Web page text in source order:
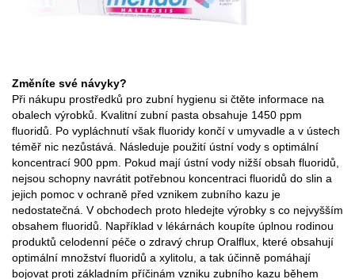
Změníte své návyky?
Při nákupu prostředků pro zubní hygienu si čtěte informace na
obalech výrobků. Kvalitní zubní pasta obsahuje 1450 ppm
fluoridů. Po vypláchnutí však fluoridy končí v umyvadle a v ústech
téměř nic nezůstává. Následuje použití ústní vody s optimální
koncentrací 900 ppm. Pokud mají ústní vody nižší obsah fluoridů,
nejsou schopny navrátit potřebnou koncentraci fluoridů do slin a
jejich pomoc v ochraně před vznikem zubního kazu je
nedostatečná. V obchodech proto hledejte výrobky s co nejvyšším
obsahem fluoridů. Například v lékárnách koupíte úplnou rodinou
produktů celodenní péče o zdravý chrup Oralflux, které obsahují
optimální množství fluoridů a xylitolu, a tak účinně pomáhají
bojovat proti základním příčinám vzniku zubního kazu během